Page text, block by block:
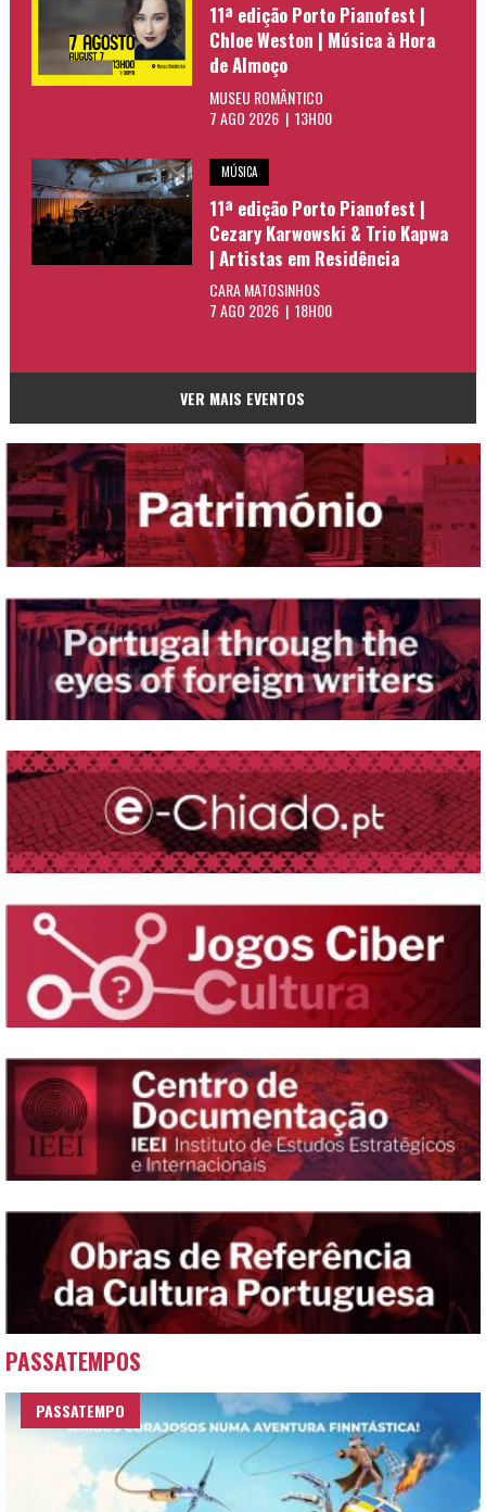
11ª edição Porto Pianofest |
Chloe Weston | Música à Hora
de Almoço
MUSEU ROMÂNTICO
7 AGO 2026 | 13H00
MÚSICA
11ª edição Porto Pianofest |
Cezary Karwowski & Trio Kapwa
| Artistas em Residência
CARA MATOSINHOS
7 AGO 2026 | 18H00
VER MAIS EVENTOS
PASSATEMPOS
PASSATEMPO